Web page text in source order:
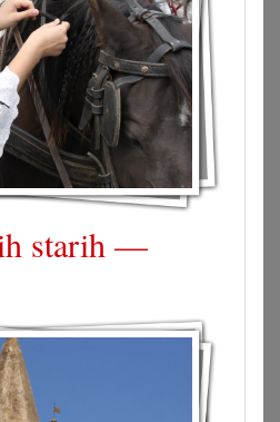
starih —